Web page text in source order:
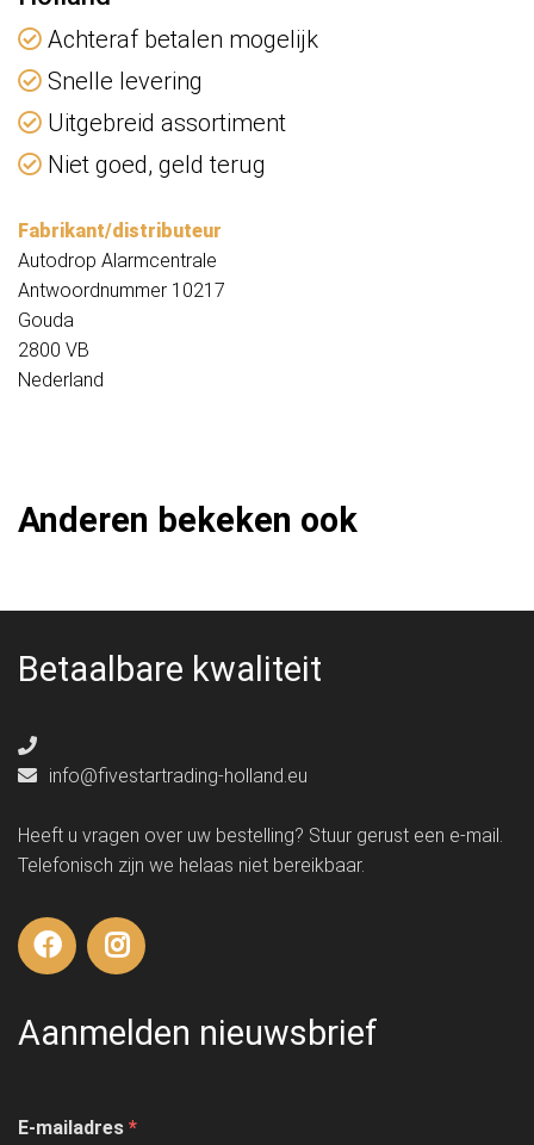
Achteraf betalen mogelijk
Snelle levering
Uitgebreid assortiment
Niet goed, geld terug
Fabrikant/distributeur
Autodrop Alarmcentrale
Antwoordnummer 10217
Gouda
2800 VB
Nederland
Anderen bekeken ook
Betaalbare kwaliteit
info@fivestartrading-holland.eu
Heeft u vragen over uw bestelling? Stuur gerust een e-mail.
Telefonisch zijn we helaas niet bereikbaar.
Aanmelden nieuwsbrief
E-mailadres *